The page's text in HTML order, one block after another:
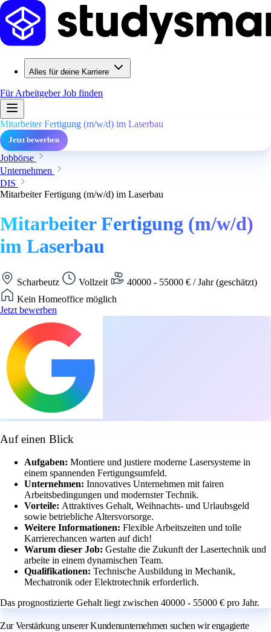
Alles für deine Karriere
Für ArbeitgeberJob finden
Mitarbeiter Fertigung (m/w/d) im Laserbau
Jetzt bewerben
Jobbörse
Unternehmen
DIS
Mitarbeiter Fertigung (m/w/d) im Laserbau
Mitarbeiter Fertigung (m/w/d)
im Laserbau
Scharbeutz Vollzeit
40000 - 55000 € / Jahr (geschätzt)
Kein Homeoffice möglich
Jetzt bewerben
Auf einen Blick
Aufgaben: Montiere und justiere moderne Lasersysteme in
einem spannenden Fertigungsumfeld.
Unternehmen: Innovatives Unternehmen mit fairen
Arbeitsbedingungen und modernster Technik.
Vorteile: Attraktives Gehalt, Weihnachts- und Urlaubsgeld
sowie betriebliche Altersvorsorge.
Weitere Informationen: Flexible Arbeitszeiten und tolle
Karrierechancen warten auf dich!
Warum dieser Job: Gestalte die Zukunft der Lasertechnik und
arbeite in einem dynamischen Team.
Qualifikationen: Technische Ausbildung in Mechanik,
Mechatronik oder Elektrotechnik erforderlich.
Das prognostizierte Gehalt liegt zwischen 40000 - 55000 € pro Jahr.
Zur Verstärkung unserer Kundenunternehmen suchen wir engagierte